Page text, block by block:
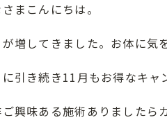
まこんにちは。
増してきました。お体に気
引き続き11月もお得なキャ
興味ある施術ありましたら